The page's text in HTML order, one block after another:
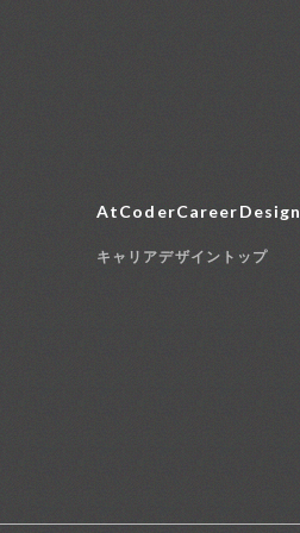
AtCoderCareerDesign
キャリアデザイントップ